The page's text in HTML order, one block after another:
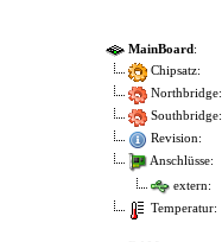
MainBoard:
Chipsatz:
Northbridge:
Southbridge:
Revision:
Anschlüsse:
extern:
Temperatur: